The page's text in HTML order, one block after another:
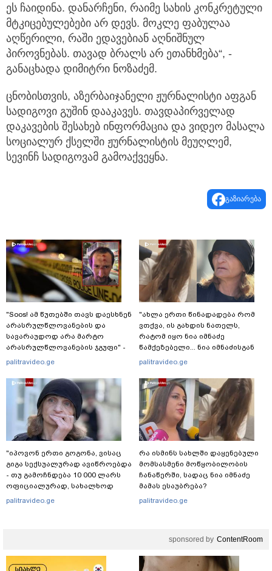
ეს ჩაიდინა. დანარჩენი, რაიმე სახის კონკრეტული
მტკიცებულებები არ დევს. მოკლე ფაბულაა
აღწერილი, რაში ედავებიან აღნიშნულ
პიროვნებას. თავად ბრალს არ ეთანხმება“, -
განაცხადა დიმიტრი ნოზაძემ.
ცნობისთვის, აზერბაიჯანელი ჟურნალისტი აფგან
სადიგოვი გუშინ დააკავეს. თავდაპირველად
დაკავების შესახებ ინფორმაცია და ვიდეო მასალა
სოციალურ ქსელში ჟურნალისტის მეუღლემ,
სევინჩ სადიგოვამ გამოაქვეყნა.
გაზიარება
"Soos! ამ წუთებში თავს დაესხნენ
არასრულწლოვანების და
სავარაუდოდ არა მარტო
არასრულწლოვანების ჯგუფი" -
რა ინფორმაციას ავრცელებს
palitravideo.ge
"იპოვონ ერთი გოგონა, ვისაც
გიგა სექსუალურად ავიწროებდა
- თუ გამოჩნდება 10 000 ლარს
ოფიციალურად, სახალხოდ
გადავცემ" - ეკა კუპატაძე
palitravideo.ge
"ახლა ერთი წინადადება რომ
ვთქვა, ის გახდის ნათელს,
რატომ იყო ნია იმნაძე
წამქეზებელი... ნია იმნაძისგან
გამოსული ინფორმაციაა ეს" -
palitravideo.ge
რა ისმინს სახლში დაყენებული
მომსასმენი მოწყობილობის
ჩანაწერში, სადაც ნია იმნაძე
მამას ესაუბრება?
palitravideo.ge
sponsored by ContentRoom